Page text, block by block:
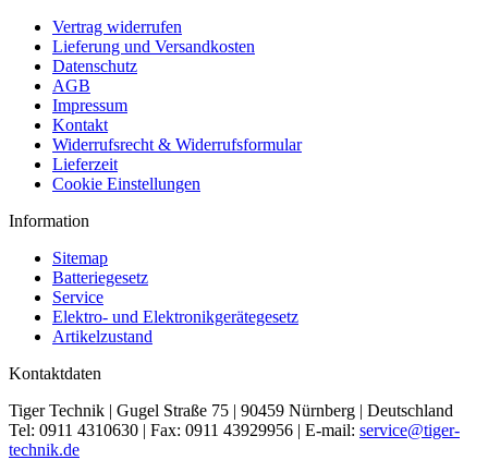
Vertrag widerrufen
Lieferung und Versandkosten
Datenschutz
AGB
Impressum
Kontakt
Widerrufsrecht & Widerrufsformular
Lieferzeit
Cookie Einstellungen
Information
Sitemap
Batteriegesetz
Service
Elektro- und Elektronikgerätegesetz
Artikelzustand
Kontaktdaten
Tiger Technik | Gugel Straße 75 | 90459 Nürnberg | Deutschland
Tel: 0911 4310630 | Fax: 0911 43929956 | E-mail: service@tiger-
technik.de